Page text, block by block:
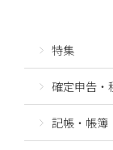
特集
確定申告・
記帳・帳簿